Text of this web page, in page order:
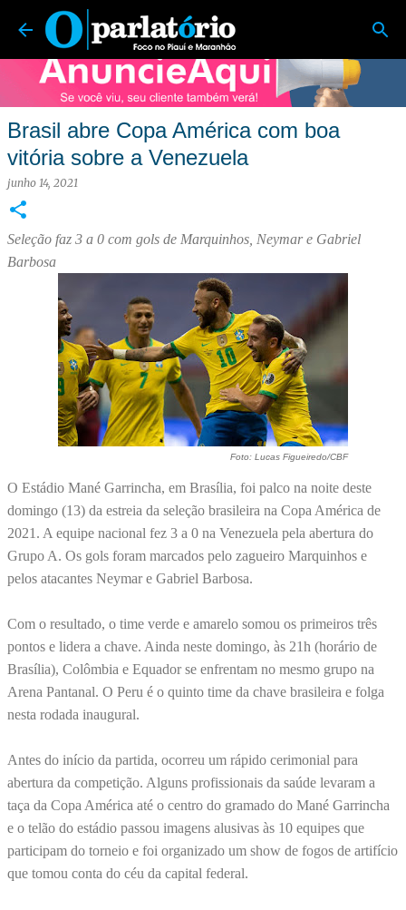
Pular para o conteúdo principal
O Parlatório | Foco no Piauí e Maranhão
Brasil abre Copa América com boa
vitória sobre a Venezuela
junho 14, 2021
Seleção faz 3 a 0 com gols de Marquinhos, Neymar e Gabriel
Barbosa
Foto: Lucas Figueiredo/CBF
O Estádio Mané Garrincha, em Brasília, foi palco na noite deste
domingo (13) da estreia da seleção brasileira na Copa América de
2021. A equipe nacional fez 3 a 0 na Venezuela pela abertura do
Grupo A. Os gols foram marcados pelo zagueiro Marquinhos e
pelos atacantes Neymar e Gabriel Barbosa.
Com o resultado, o time verde e amarelo somou os primeiros três
pontos e lidera a chave. Ainda neste domingo, às 21h (horário de
Brasília), Colômbia e Equador se enfrentam no mesmo grupo na
Arena Pantanal. O Peru é o quinto time da chave brasileira e folga
nesta rodada inaugural.
Antes do início da partida, ocorreu um rápido cerimonial para
abertura da competição. Alguns profissionais da saúde levaram a
taça da Copa América até o centro do gramado do Mané Garrincha
e o telão do estádio passou imagens alusivas às 10 equipes que
participam do torneio e foi organizado um show de fogos de artifício
que tomou conta do céu da capital federal.